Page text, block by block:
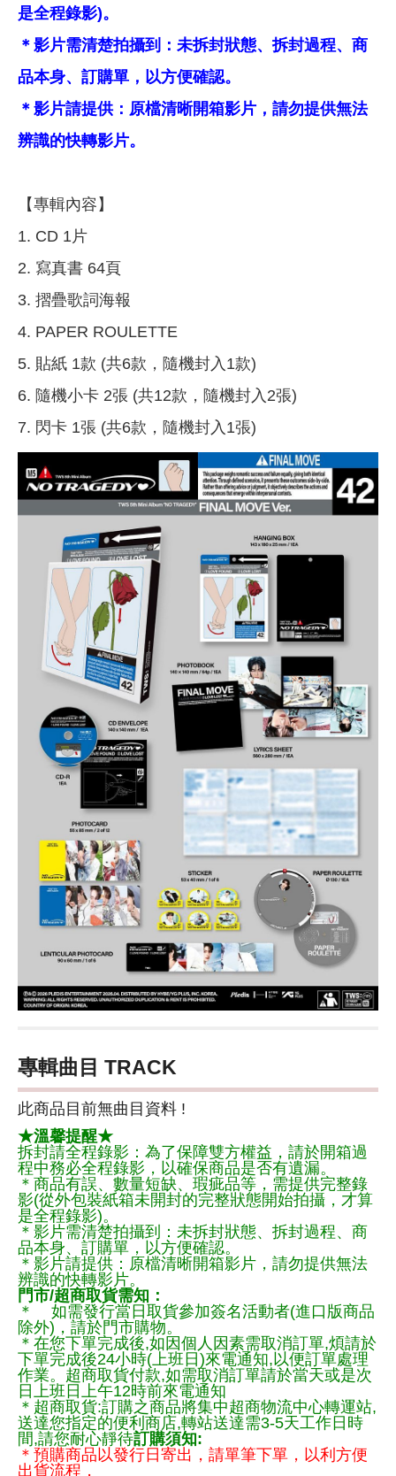
是全程錄影)。
＊影片需清楚拍攝到：未拆封狀態、拆封過程、商
品本身、訂購單，以方便確認。
＊影片請提供：原檔清晰開箱影片，請勿提供無法
辨識的快轉影片。
【專輯內容】
1. CD 1片
2. 寫真書 64頁
3. 摺疊歌詞海報
4. PAPER ROULETTE
5. 貼紙 1款 (共6款，隨機封入1款)
6. 隨機小卡 2張 (共12款，隨機封入2張)
7. 閃卡 1張 (共6款，隨機封入1張)
專輯曲目 TRACK
此商品目前無曲目資料 !
★溫馨提醒★
拆封請全程錄影：為了保障雙方權益，請於開箱過
程中務必全程錄影，以確保商品是否有遺漏。
＊商品有誤、數量短缺、瑕疵品等，需提供完整錄
影(從外包裝紙箱未開封的完整狀態開始拍攝，才算
是全程錄影)。
＊影片需清楚拍攝到：未拆封狀態、拆封過程、商
品本身、訂購單，以方便確認。
＊影片請提供：原檔清晰開箱影片，請勿提供無法
辨識的快轉影片。
門市/超商取貨需知：
＊ 如需發行當日取貨參加簽名活動者(進口版商品
除外)，請於門市購物。
＊在您下單完成後,如因個人因素需取消訂單,煩請於
下單完成後24小時(上班日)來電通知,以便訂單處理
作業。超商取貨付款,如需取消訂單請於當天或是次
日上班日上午12時前來電通知
＊超商取貨:訂購之商品將集中超商物流中心轉運站,
送達您指定的便利商店,轉站送達需3-5天工作日時
間,請您耐心靜待訂購須知:
＊預購商品以發行日寄出，請單筆下單，以利方便
出貨流程，